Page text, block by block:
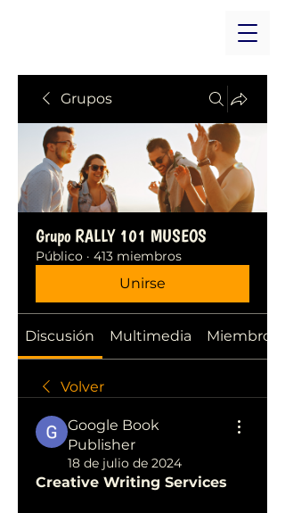
Grupos
Grupo RALLY 101 MUSEOS
Público · 413 miembros
Unirse
Discusión Multimedia Miembros
Volver
Google Book
Publisher
18 de julio de 2024
Creative Writing Services